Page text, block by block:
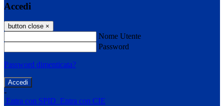
Accedi
button close ×
Nome Utente
Password
Password dimenticata?
-
Entra con SPID Entra con CIE